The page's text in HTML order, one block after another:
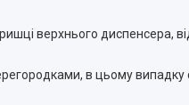
верхнього диспенсера,
в цьому випадку